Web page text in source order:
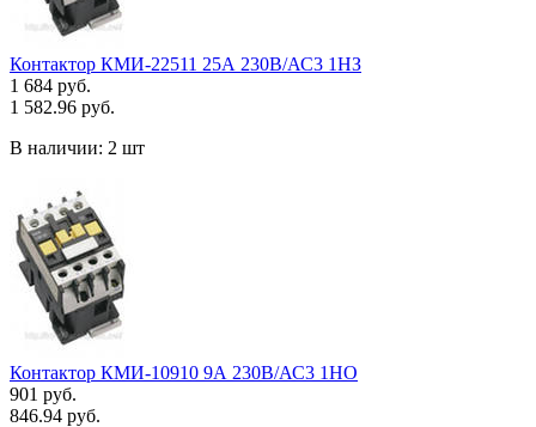
Контактор КМИ-22511 25А 230В/АС3 1НЗ
1 684 руб.
1 582.96 руб.
В наличии: 2 шт
Контактор КМИ-10910 9А 230В/АС3 1НО
901 руб.
846.94 руб.